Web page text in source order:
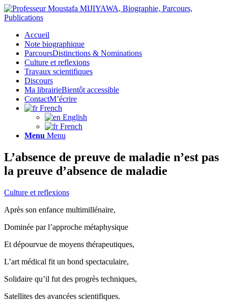
Accueil
Note biographique
ParcoursDistinctions & Nominations
Culture et reflexions
Travaux scientifiques
Discours
Ma librairieBientôt accessible
ContactM’écrire
French
English
French
Menu Menu
L’absence de preuve de maladie n’est pas
la preuve d’absence de maladie
Culture et reflexions
Après son enfance multimillénaire,
Dominée par l’approche métaphysique
Et dépourvue de moyens thérapeutiques,
L’art médical fit un bond spectaculaire,
Solidaire qu’il fut des progrès techniques,
Satellites des avancées scientifiques.